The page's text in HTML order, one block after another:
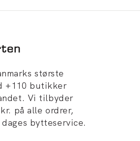
største
+110 butikker
Vi tilbyder
på alle ordrer,
bytteservice.